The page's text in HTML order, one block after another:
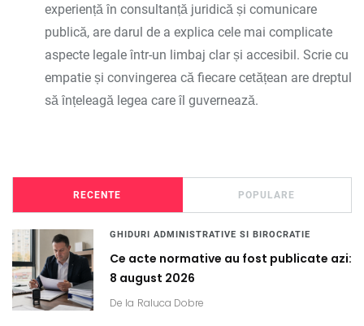
experiență în consultanță juridică și comunicare
publică, are darul de a explica cele mai complicate
aspecte legale într-un limbaj clar și accesibil. Scrie cu
empatie și convingerea că fiecare cetățean are dreptul
să înțeleagă legea care îl guvernează.
RECENTE POPULARE
GHIDURI ADMINISTRATIVE SI BIROCRATIE
Ce acte normative au fost publicate azi:
8 august 2026
De la Raluca Dobre